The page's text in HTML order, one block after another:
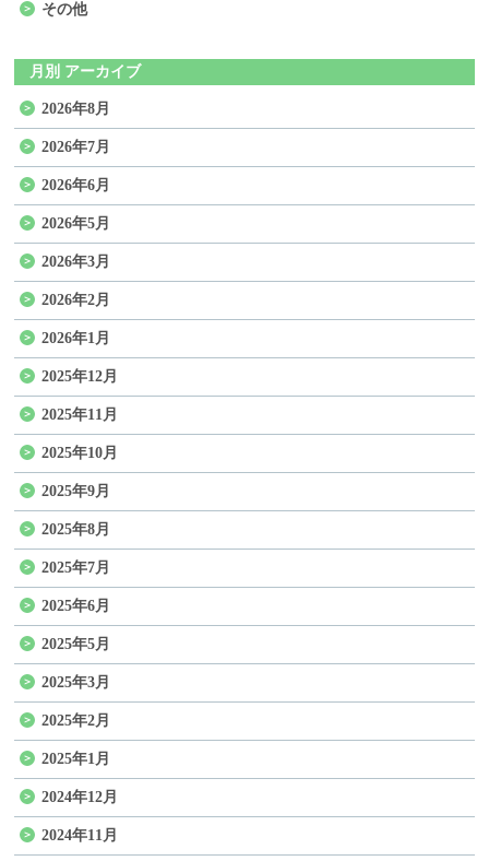
その他
月別 アーカイブ
2026年8月
2026年7月
2026年6月
2026年5月
2026年3月
2026年2月
2026年1月
2025年12月
2025年11月
2025年10月
2025年9月
2025年8月
2025年7月
2025年6月
2025年5月
2025年3月
2025年2月
2025年1月
2024年12月
2024年11月